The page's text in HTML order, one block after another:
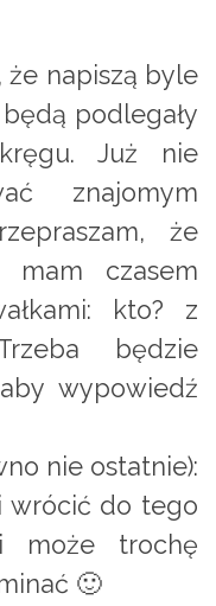
że napiszą byle
podlegały
Już nie
znajomym
że
mam czasem
kto? z
będzie
wypowiedź
nie ostatnie):
wrócić do tego
może trochę
🙂